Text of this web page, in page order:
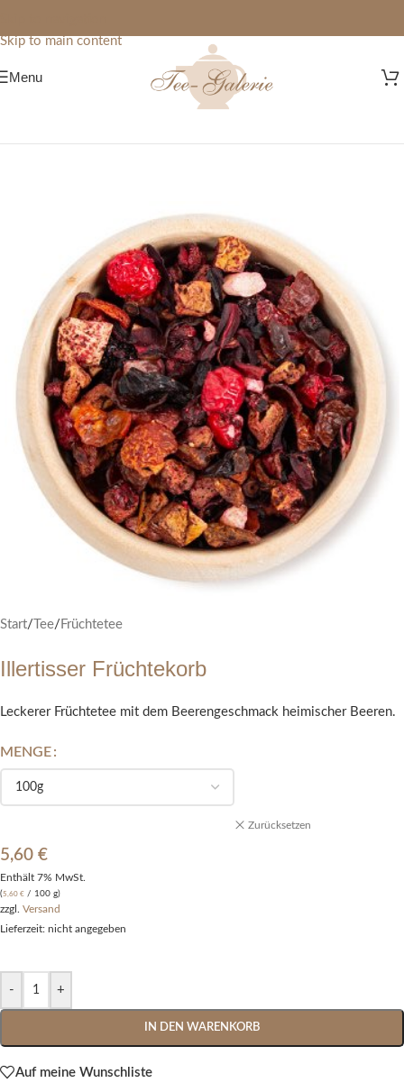
Skip to main content
Menu
Start/ Tee/ Früchtetee
Illertisser Früchtekorb
Leckerer Früchtetee mit dem Beerengeschmack heimischer Beeren.
MENGE
Zurücksetzen
5,60 €
Enthält 7% MwSt.
(5,60 € / 100 g)
zzgl. Versand
Lieferzeit: nicht angegeben
- +
IN DEN WARENKORB
Alternative:
Auf meine Wunschliste